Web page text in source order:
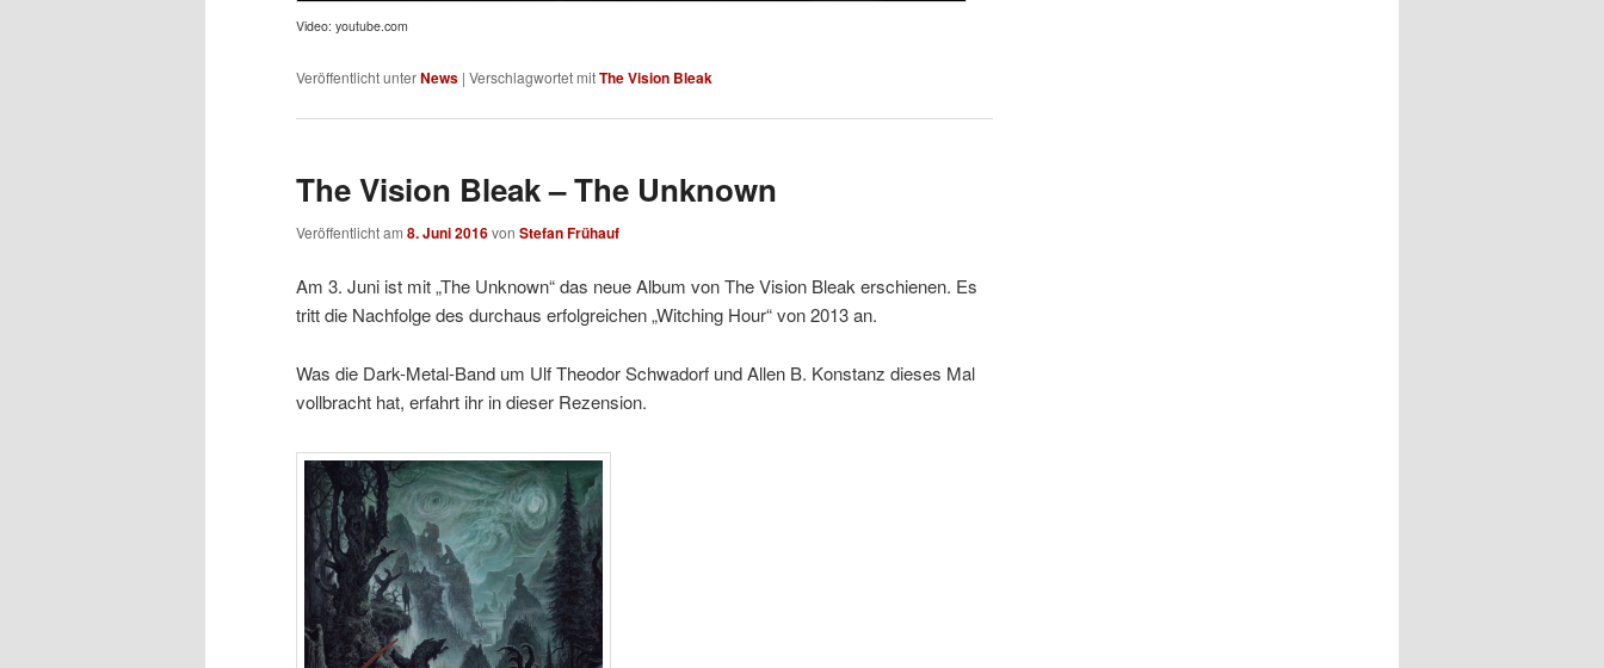
Video: youtube.com
Veröffentlicht unterNews | Verschlagwortet mitThe Vision Bleak
The Vision Bleak – The Unknown
Veröffentlicht am 8. Juni 2016von Stefan Frühauf
Am 3. Juni ist mit „The Unknown“ das neue Album von The Vision Bleak erschienen. Es
tritt die Nachfolge des durchaus erfolgreichen „Witching Hour“ von 2013 an.
Was die Dark-Metal-Band um Ulf Theodor Schwadorf und Allen B. Konstanz dieses Mal
vollbracht hat, erfahrt ihr in dieser Rezension.